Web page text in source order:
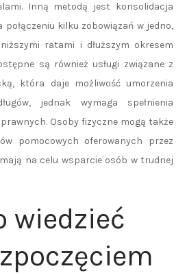
Inną metodą jest konsolidacja
połączeniu kilku zobowiązań w jedno,
ratami i dłuższym okresem
są również usługi związane z
która daje możliwość umorzenia
jednak wymaga spełnienia
Osoby fizyczne mogą także
pomocowych oferowanych przez
na celu wsparcie osób w trudnej
wiedzieć